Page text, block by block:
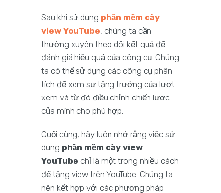
Sau khi sử dụng phần mềm cày
view YouTube, chúng ta cần
thường xuyên theo dõi kết quả để
đánh giá hiệu quả của công cụ. Chúng
ta có thể sử dụng các công cụ phân
tích để xem sự tăng trưởng của lượt
xem và từ đó điều chỉnh chiến lược
của mình cho phù hợp.
Cuối cùng, hãy luôn nhớ rằng việc sử
dụng phần mềm cày view
YouTube chỉ là một trong nhiều cách
để tăng view trên YouTube. Chúng ta
nên kết hợp với các phương pháp